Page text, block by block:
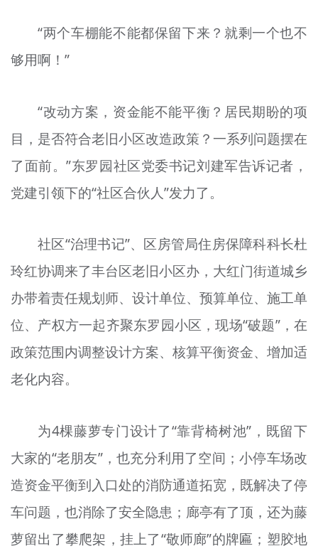
“两个车棚能不能都保留下来？就剩一个也不
够用啊！”
“改动方案，资金能不能平衡？居民期盼的项
目，是否符合老旧小区改造政策？一系列问题摆在
了面前。”东罗园社区党委书记刘建军告诉记者，
党建引领下的“社区合伙人”发力了。
社区“治理书记”、区房管局住房保障科科长杜
玲红协调来了丰台区老旧小区办，大红门街道城乡
办带着责任规划师、设计单位、预算单位、施工单
位、产权方一起齐聚东罗园小区，现场“破题”，在
政策范围内调整设计方案、核算平衡资金、增加适
老化内容。
为4棵藤萝专门设计了“靠背椅树池”，既留下
大家的“老朋友”，也充分利用了空间；小停车场改
造资金平衡到入口处的消防通道拓宽，既解决了停
车问题，也消除了安全隐患；廊亭有了顶，还为藤
萝留出了攀爬架，挂上了“敬师廊”的牌匾；塑胶地